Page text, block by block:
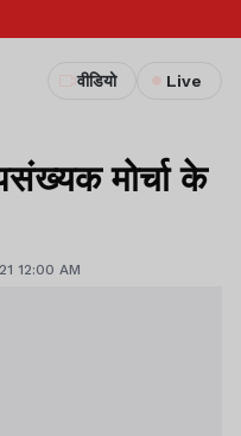
वीडियो Live
मोर्चा के
12:00 AM